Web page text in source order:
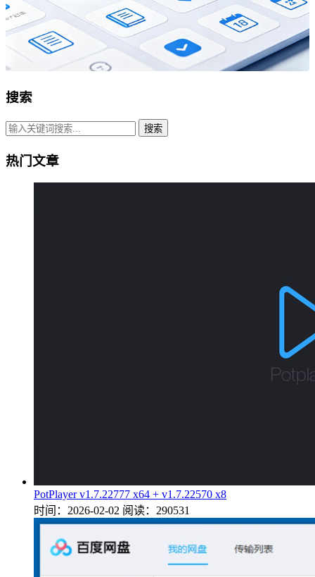
搜索
搜索
热门文章
PotPlayer v1.7.22777 x64 + v1.7.22570 x8
时间：2026-02-02 阅读：290531